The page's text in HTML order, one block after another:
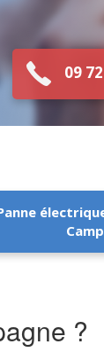
09
?